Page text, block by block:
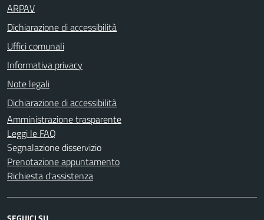
ARPAV
Dichiarazione di accessibilità
Uffici comunali
Informativa privacy
Note legali
Dichiarazione di accessibilità
Amministrazione trasparente
Leggi le FAQ
Segnalazione disservizio
Prenotazione appuntamento
Richiesta d'assistenza